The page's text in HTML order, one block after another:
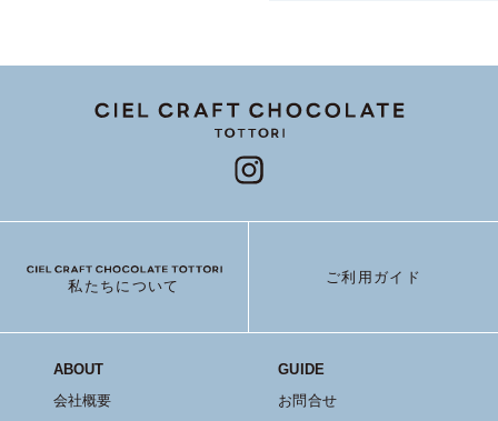
私たちについて
ご利用ガイド
ABOUT
会社概要
GUIDE
お問合せ